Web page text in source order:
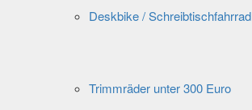
Deskbike / Schreibtischfahrrad
Trimmräder unter 300 Euro